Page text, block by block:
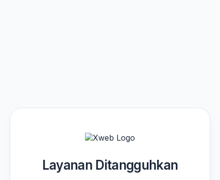
Layanan Ditangguhkan